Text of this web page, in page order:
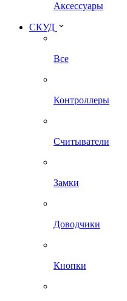
Аксессуары
СКУД
Все
Контроллеры
Считыватели
Замки
Доводчики
Кнопки